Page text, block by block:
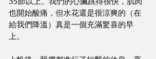
也開始酸痛，但水花還是很涼爽的（在
給我們降溫）真是一個充滿驚喜的早
上。